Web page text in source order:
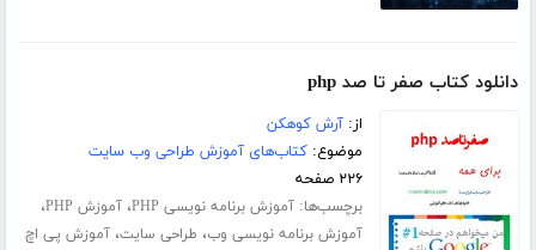
دانلود کتاب صفر تا صد php
از:آرش کوهکن
موضوع:کتاب‌های آموزش طراحی وب سایت
۲۲۶ صفحه
برچسب‌ها:آموزش برنامه نویسی PHP ،آموزش PHP ،
آموزش برنامه نویسی وب، طراحی سایت،آموزش پی اچ